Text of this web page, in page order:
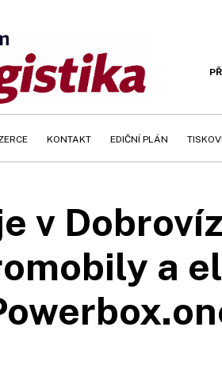
KONTAKT EDIČNÍ PLÁN
v
a